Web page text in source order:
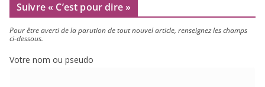
Suivre « C’est pour dire »
Pour être aver­ti de la paru­tion de tout nou­vel article, ren­sei­gnez les champs
ci-dessous.
Votre nom ou pseudo